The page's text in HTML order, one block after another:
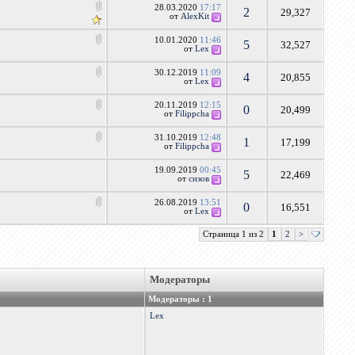
28.03.2020 17:17
от AlexKit 2 29,327
10.01.2020 11:46
отLex 5 32,527
30.12.2019 11:09
отLex 4 20,855
20.11.2019 12:15
отFilippcha 0 20,499
31.10.2019 12:48
отFilippcha 1 17,199
19.09.201900:45
отсизов 5 22,469
26.08.2019 13:51
отLex 0 16,551
Страница 1 из 2 1 2 >
Модераторы
Модераторы : 1
Lex